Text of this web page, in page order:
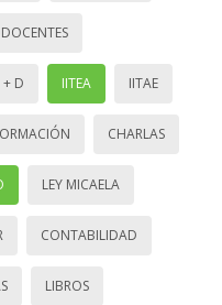
+ D IITEA IITAE
CHARLAS
LEY MICAELA
CONTABILIDAD
LIBROS